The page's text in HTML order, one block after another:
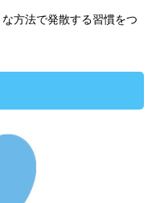
方法で発散する習慣をつ